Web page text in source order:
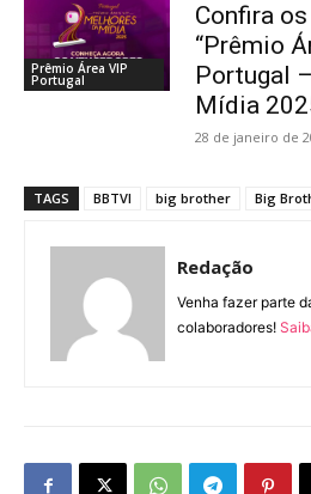
Prêmio Área VIP
Portugal
Confira
“Prêmio
Portugal
Mídia
28 de janeiro de
TAGS BBTVI big brother Big
Redação
Venha fazer parte
colaboradores!